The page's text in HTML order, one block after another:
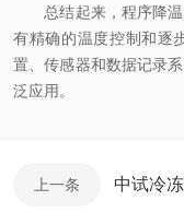
总结起来，程序降温
有精确的温度控制和逐
置、传感器和数据记录
泛应用。
上一条